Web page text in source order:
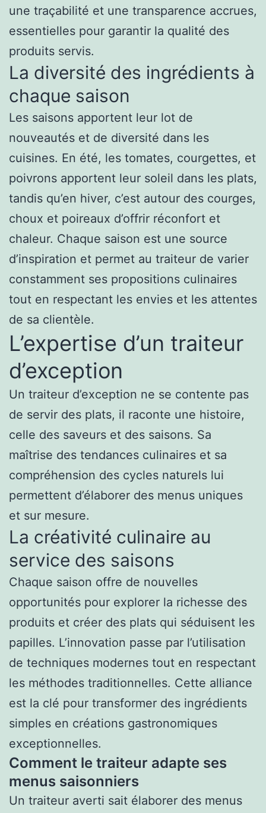
une traçabilité et une transparence accrues,
essentielles pour garantir la qualité des
produits servis.
La diversité des ingrédients à
chaque saison
Les saisons apportent leur lot de
nouveautés et de diversité dans les
cuisines. En été, les tomates, courgettes, et
poivrons apportent leur soleil dans les plats,
tandis qu’en hiver, c’est autour des courges,
choux et poireaux d’offrir réconfort et
chaleur. Chaque saison est une source
d’inspiration et permet au traiteur de varier
constamment ses propositions culinaires
tout en respectant les envies et les attentes
de sa clientèle.
L’expertise d’un traiteur
d’exception
Un traiteur d’exception ne se contente pas
de servir des plats, il raconte une histoire,
celle des saveurs et des saisons. Sa
maîtrise des tendances culinaires et sa
compréhension des cycles naturels lui
permettent d’élaborer des menus uniques
et sur mesure.
La créativité culinaire au
service des saisons
Chaque saison offre de nouvelles
opportunités pour explorer la richesse des
produits et créer des plats qui séduisent les
papilles. L’innovation passe par l’utilisation
de techniques modernes tout en respectant
les méthodes traditionnelles. Cette alliance
est la clé pour transformer des ingrédients
simples en créations gastronomiques
exceptionnelles.
Comment le traiteur adapte ses
menus saisonniers
Un traiteur averti sait élaborer des menus